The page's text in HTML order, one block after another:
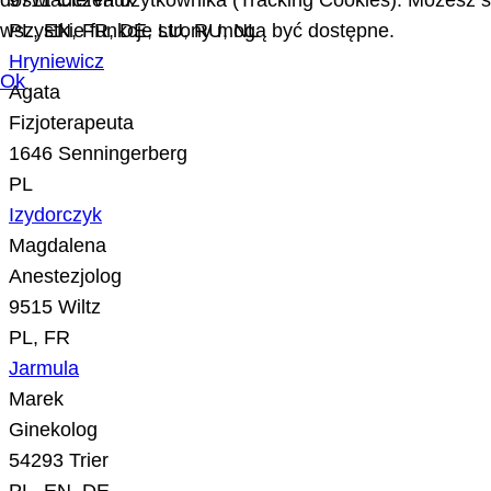
PL, EN, FR, DE, LU, RU, NL
Hryniewicz
Agata
Fizjoterapeuta
1646 Senningerberg
PL
Izydorczyk
Magdalena
Anestezjolog
9515 Wiltz
PL, FR
Jarmula
Marek
Ginekolog
54293 Trier
wszystkie funkcje strony mogą być dostępne.
Ok